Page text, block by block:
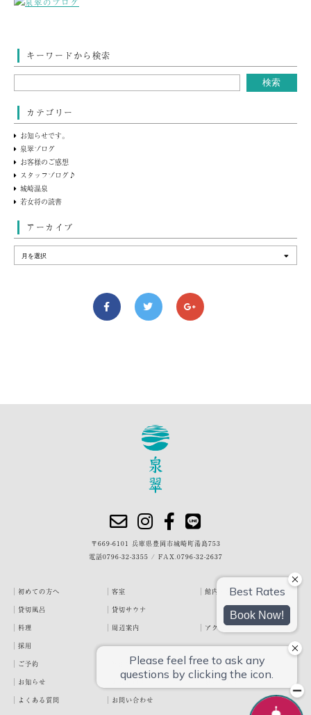
キーワードから検索
カテゴリー
お知らせです。
泉翠ブログ
お客様のご感想
スタッフブログ♪
城崎温泉
若女将の読書
アーカイブ
〒669-6101 兵庫県豊岡市城崎町湯島753
電話0796-32-3355 / FAX.0796-32-2637
初めての方へ 客室
館内・施設
貸切風呂
貸切サウナ
料理
周辺案内
アクセス
採用
ご予約
宿泊約款
プライバシーポリシー
お知らせ
お客様の声
泉翠ブログ
よくある質問
お問い合わせ